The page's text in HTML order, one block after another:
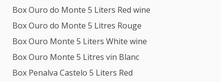
Box Ouro do Monte 5 Liters Red wine
Box Ouro do Monte 5 Litres Rouge
Box Ouro Monte 5 Liters White wine
Box Ouro Monte 5 Litres vin Blanc
Box Penalva Castelo 5 Liters Red